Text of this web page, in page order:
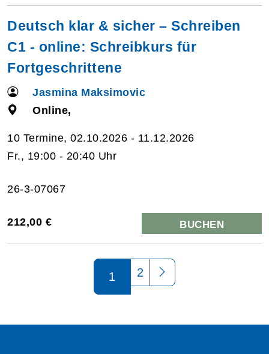
Deutsch klar & sicher – Schreiben
C1 - online: Schreibkurs für
Fortgeschrittene
Jasmina Maksimovic
Online,
10 Termine, 02.10.2026 - 11.12.2026
Fr., 19:00 - 20:40 Uhr
26-3-07067
212,00 € BUCHEN
1 2